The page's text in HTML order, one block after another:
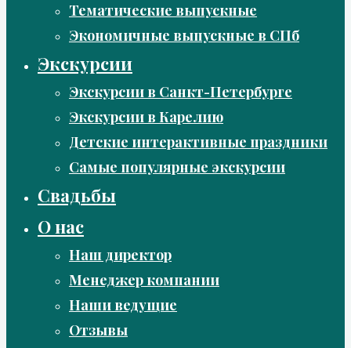
Тематические выпускные
Экономичные выпускные в СПб
Экскурсии
Экскурсии в Санкт-Петербурге
Экскурсии в Карелию
Детские интерактивные праздники
Самые популярные экскурсии
Свадьбы
О нас
Наш директор
Менеджер компании
Наши ведущие
Отзывы